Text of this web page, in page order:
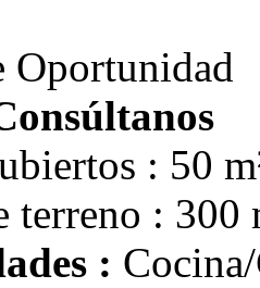
Oportunidad
: 50
terreno : 300
: